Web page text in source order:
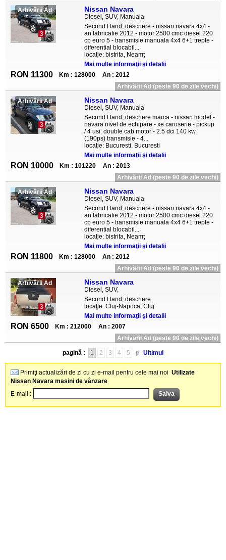
Arhivării Ad
3
Nissan Navara
Diesel, SUV, Manuala
Second Hand, descriere - nissan navara 4x4 -
an fabricatie 2012 - motor 2500 cmc diesel 220
cp euro 5 - transmisie manuala 4x4 6+1 trepte -
diferential blocabil...
locaţie: bistrita, Neamţ
Mai multe informaţii şi detalii
RON 11300 Km : 128000
An : 2012
Arhivării Ad (peste 90 de zile vechi)
Arhivării Ad
3
Nissan Navara
Diesel, SUV, Manuala
Second Hand, descriere marca - nissan model -
navara nivel de echipare - xe caroserie - pickup
/ 4 usi: double cab motor - 2.5 dci 140 kw
(190ps) transmisie - 4...
locaţie: Bucuresti, Bucuresti
Mai multe informaţii şi detalii
RON 10000 Km : 101220
An : 2013
Arhivării Ad (peste 90 de zile vechi)
Arhivării Ad
3
Nissan Navara
Diesel, SUV, Manuala
Second Hand, descriere - nissan navara 4x4 -
an fabricatie 2012 - motor 2500 cmc diesel 220
cp euro 5 - transmisie manuala 4x4 6+1 trepte -
diferential blocabil...
locaţie: bistrita, Neamţ
Mai multe informaţii şi detalii
RON 11800 Km : 128000
An : 2012
Arhivării Ad (peste 90 de zile vechi)
Arhivării Ad
3
Nissan Navara
Diesel, SUV,
Second Hand, descriere
locaţie: Cluj-Napoca, Cluj
Mai multe informaţii şi detalii
RON 6500 Km : 212000
An : 2007
Arhivării Ad (peste 90 de zile vechi)
pagină : 1 2 3 4 5 Ultimul
Primiţi actualizări de zi cu zi e-mail pentru cele mai noi Utilizate
Nissan Navara masini de vânzare
E-mail :